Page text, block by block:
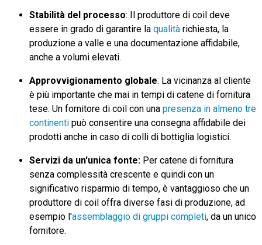
Stabilità del processo: Il produttore di coil deve
essere in grado di garantire la qualità richiesta, la
produzione a valle e una documentazione affidabile,
anche a volumi elevati.
Approvvigionamento globale: La vicinanza al cliente
è più importante che mai in tempi di catene di fornitura
tese. Un fornitore di coil con una presenza in almeno tre
continenti può consentire una consegna affidabile dei
prodotti anche in caso di colli di bottiglia logistici.
Servizi da un'unica fonte: Per catene di fornitura
senza complessità crescente e quindi con un
significativo risparmio di tempo, è vantaggioso che un
produttore di coil offra diverse fasi di produzione, ad
esempio l'assemblaggio di gruppi completi, da un unico
fornitore.